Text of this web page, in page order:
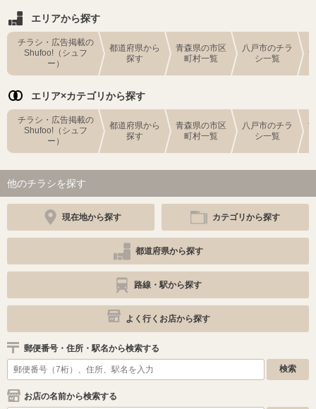
エリアから探す
チラシ・広告掲載の
Shufoo!（シュフ
ー）
都道府県から
探す
青森県の市区
町村一覧
八戸市のチラ
シ一覧
エリア×カテゴリから探す
チラシ・広告掲載の
Shufoo!（シュフ
ー）
都道府県から
探す
青森県の市区
町村一覧
八戸市のチラ
シ一覧
他のチラシを探す
現在地から探す カテゴリから探す
都道府県から探す
路線・駅から探す
よく行くお店から探す
郵便番号・住所・駅名から検索する
お店の名前から検索する